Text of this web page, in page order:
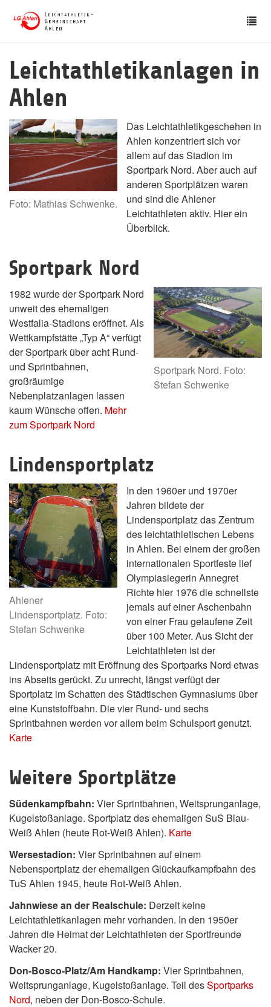
Leichtathletikanlagen in
Ahlen
Foto: Mathias Schwenke.
Das Leichtathletikgeschehen in
Ahlen konzentriert sich vor
allem auf das Stadion im
Sportpark Nord. Aber auch auf
anderen Sportplätzen waren
und sind die Ahlener
Leichtathleten aktiv. Hier ein
Überblick.
Sportpark Nord
Sportpark Nord. Foto:
Stefan Schwenke
1982 wurde der Sportpark Nord
unweit des ehemaligen
Westfalia-Stadions eröffnet. Als
Wettkampfstätte „Typ A“ verfügt
der Sportpark über acht Rund-
und Sprintbahnen,
großräumige
Nebenplatzanlagen lassen
kaum Wünsche offen. Mehr
zum Sportpark Nord
Lindensportplatz
Ahlener
Lindensportplatz. Foto:
Stefan Schwenke
In den 1960er und 1970er
Jahren bildete der
Lindensportplatz das Zentrum
des leichtathletischen Lebens
in Ahlen. Bei einem der großen
internationalen Sportfeste lief
Olympiasiegerin Annegret
Richte hier 1976 die schnellste
jemals auf einer Aschenbahn
von einer Frau gelaufene Zeit
über 100 Meter. Aus Sicht der
Leichtathleten ist der
Lindensportplatz mit Eröffnung des Sportparks Nord etwas
ins Abseits gerückt. Zu unrecht, längst verfügt der
Sportplatz im Schatten des Städtischen Gymnasiums über
eine Kunststoffbahn. Die vier Rund- und sechs
Sprintbahnen werden vor allem beim Schulsport genutzt.
Karte
Weitere Sportplätze
Südenkampfbahn: Vier Sprintbahnen, Weitsprunganlage,
Kugelstoßanlage. Sportplatz des ehemaligen SuS Blau-
Weiß Ahlen (heute Rot-Weiß Ahlen). Karte
Wersestadion: Vier Sprintbahnen auf einem
Nebensportplatz der ehemaligen Glückaufkampfbahn des
TuS Ahlen 1945, heute Rot-Weiß Ahlen.
Jahnwiese an der Realschule: Derzeit keine
Leichtathletikanlagen mehr vorhanden. In den 1950er
Jahren die Heimat der Leichtathleten der Sportfreunde
Wacker 20.
Don-Bosco-Platz/Am Handkamp: Vier Sprintbahnen,
Weitsprunganlage, Kugelstoßanlage. Teil desSportparks
Nord, neben der Don-Bosco-Schule.